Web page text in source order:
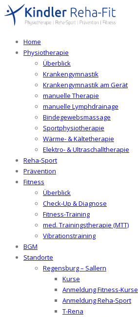
Home
Physiotherapie
Überblick
Krankengymnastik
Krankengymnastik am Gerät
manuelle Therapie
manuelle Lymphdrainage
Bindegewebsmassage
Sportphysiotherapie
Wärme- & Kältetherapie
Elektro- & Ultraschalltherapie
Reha-Sport
Prävention
Fitness
Überblick
Check-Up & Diagnose
Fitness-Training
med. Trainingstherapie (MTT)
Vibrationstraining
BGM
Standorte
Regensburg – Sallern
Kurse
Anmeldung Fitness-Kurse
Anmeldung Reha-Sport
T-Rena